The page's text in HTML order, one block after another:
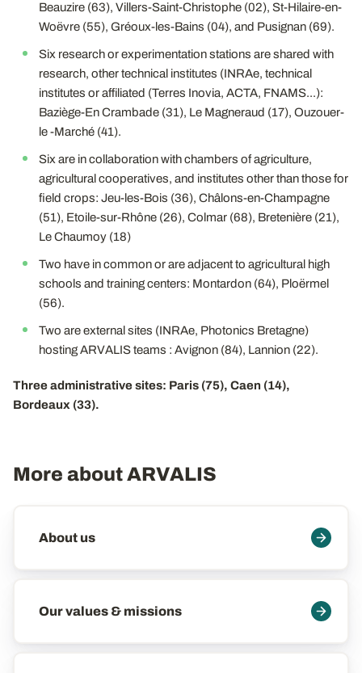
Beauzire (63), Villers-Saint-Christophe (02), St-Hilaire-en-
Woëvre (55), Gréoux-les-Bains (04), and Pusignan (69).
Six research or experimentation stations are shared with
research, other technical institutes (INRAe, technical
institutes or affiliated (Terres Inovia, ACTA, FNAMS...):
Baziège-En Crambade (31), Le Magneraud (17), Ouzouer-
le -Marché (41).
Six are in collaboration with chambers of agriculture,
agricultural cooperatives, and institutes other than those for
field crops: Jeu-les-Bois (36), Châlons-en-Champagne
(51), Etoile-sur-Rhône (26), Colmar (68), Bretenière (21),
Le Chaumoy (18)
Two have in common or are adjacent to agricultural high
schools and training centers: Montardon (64), Ploërmel
(56).
Two are external sites (INRAe, Photonics Bretagne)
hosting ARVALIS teams : Avignon (84), Lannion (22).
Three administrative sites: Paris (75), Caen (14),
Bordeaux (33).
More about ARVALIS
About us
Our values & missions